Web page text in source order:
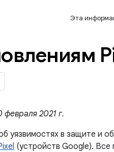
Эта
февраля 2021 г.
в защите и
(устройств Google). Все